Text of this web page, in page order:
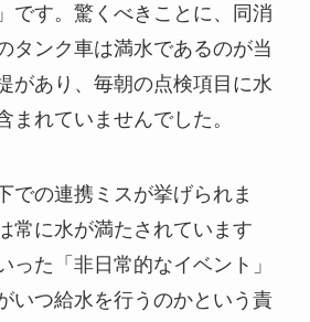
です。驚くべきことに、同消
タンク車は満水であるのが当
があり、毎朝の点検項目に水
まれていませんでした。
での連携ミスが挙げられま
常に水が満たされています
った「非日常的なイベント」
いつ給水を行うのかという責